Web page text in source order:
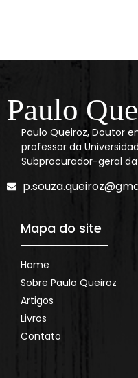
Paulo
Paulo Queiroz, Doutor
professor da
Subprocurador-geral da
Mapa do site
Home
Sobre Paulo Queiroz
Artigos
Livros
Contato